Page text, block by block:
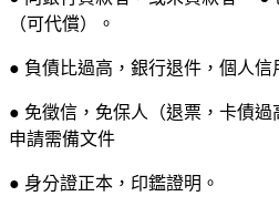
（可代償）。
● 負債比過高，銀行退件，個人信
● 免徵信，免保人（退票，卡債過
申請需備文件
● 身分證正本，印鑑證明。